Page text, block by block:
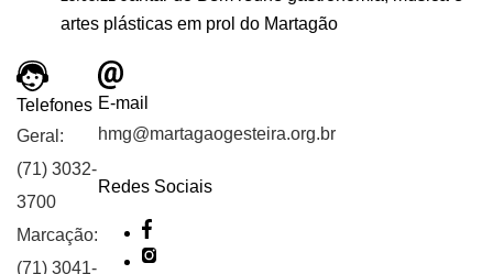
artes plásticas em prol do Martagão
Telefones
Geral:
(71) 3032-
3700
Marcação:
(71) 3041-
E-mail
hmg@martagaogesteira.org.br
Redes Sociais